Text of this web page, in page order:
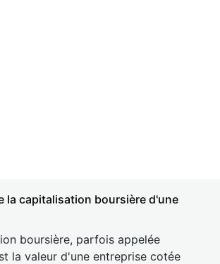
la capitalisation boursière d'une
boursière, parfois appelée
la valeur d'une entreprise cotée